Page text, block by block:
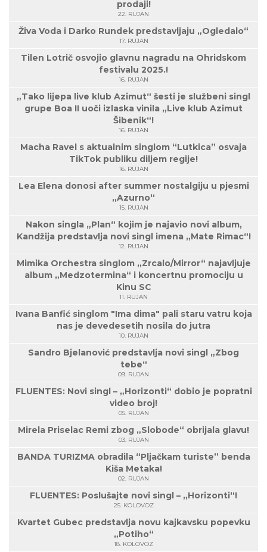
prodaji!
22. RUJAN
Živa Voda i Darko Rundek predstavljaju „Ogledalo“
17. RUJAN
Tilen Lotrič osvojio glavnu nagradu na Ohridskom
festivalu 2025.!
16. RUJAN
„Tako lijepa live klub Azimut“ šesti je službeni singl
grupe Boa II uoči izlaska vinila „Live klub Azimut
Šibenik“!
16. RUJAN
Macha Ravel s aktualnim singlom “Lutkica” osvaja
TikTok publiku diljem regije!
16. RUJAN
Lea Elena donosi after summer nostalgiju u pjesmi
„Azurno“
15. RUJAN
Nakon singla „Plan“ kojim je najavio novi album,
Kandžija predstavlja novi singl imena „Mate Rimac“!
12. RUJAN
Mimika Orchestra singlom „Zrcalo/Mirror“ najavljuje
album „Medzotermina“ i koncertnu promociju u
Kinu SC
11. RUJAN
Ivana Banfić singlom "Ima dima" pali staru vatru koja
nas je devedesetih nosila do jutra
10. RUJAN
Sandro Bjelanović predstavlja novi singl „Zbog
tebe“
09. RUJAN
FLUENTES: Novi singl – „Horizonti“ dobio je popratni
video broj!
05. RUJAN
Mirela Priselac Remi zbog „Slobode“ obrijala glavu!
03. RUJAN
BANDA TURIZMA obradila “Pljačkam turiste” benda
Kiša Metaka!
02. RUJAN
FLUENTES: Poslušajte novi singl – „Horizonti“!
25. KOLOVOZ
Kvartet Gubec predstavlja novu kajkavsku popevku
„Potiho“
18. KOLOVOZ